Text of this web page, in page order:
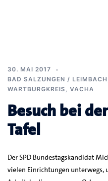
30. MAI 2017
BAD SALZUNGEN / LEIMBACH
WARTBURGKREIS
VACHA
Besuch bei
Tafel
Der SPD Bundestagskandidat
vielen Einrichtungen unterwegs,